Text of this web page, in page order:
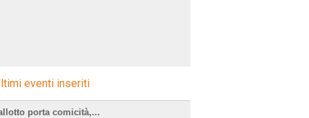
eventi inseriti
porta comicità,...